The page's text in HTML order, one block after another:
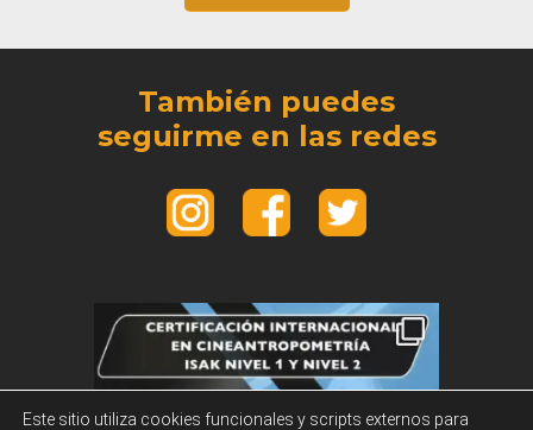
También puedes
seguirme en las redes
Este sitio utiliza cookies funcionales y scripts externos para